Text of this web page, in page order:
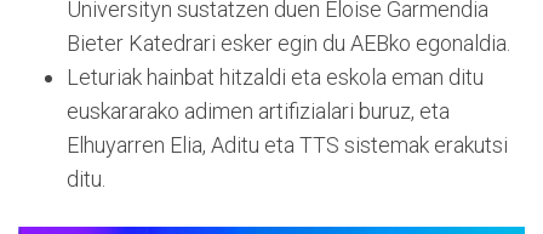
Universityn sustatzen duen Eloise Garmendia
Bieter Katedrari esker egin du AEBko egonaldia.
Leturiak hainbat hitzaldi eta eskola eman ditu
euskararako adimen artifizialari buruz, eta
Elhuyarren Elia, Aditu eta TTS sistemak erakutsi
ditu.